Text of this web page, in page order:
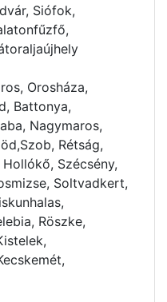
Siófok,
Orosháza,
Battonya,
Nagymaros,
Rétság,
Szécsény,
Soltvadkert,
Röszke,